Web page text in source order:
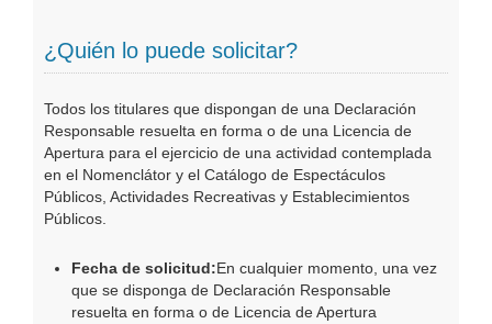
¿Quién lo puede solicitar?
Todos los titulares que dispongan de una Declaración
Responsable resuelta en forma o de una Licencia de
Apertura para el ejercicio de una actividad contemplada
en el Nomenclátor y el Catálogo de Espectáculos
Públicos, Actividades Recreativas y Establecimientos
Públicos.
Fecha de solicitud:En cualquier momento, una vez
que se disponga de Declaración Responsable
resuelta en forma o de Licencia de Apertura